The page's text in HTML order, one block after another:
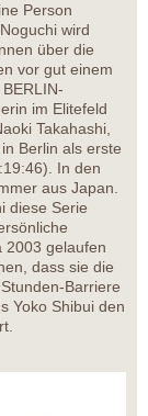
Person
wird
über die
vor gut einem
im Elitefeld
Takahashi,
Berlin als erste
In den
aus Japan.
diese Serie
2003 gelaufen
dass sie die
Barriere
Yoko Shibui den